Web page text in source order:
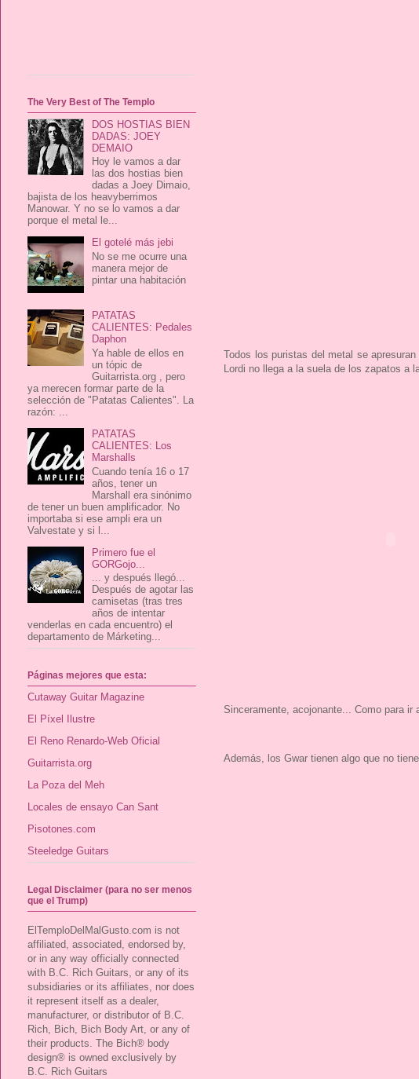
Todos los puristas del metal se
Lordi no llega a la suela de los zapatos a
Sinceramente, acojonante... Como para ir
Además, los Gwar tienen algo que no
The Very Best of The Templo
DOS HOSTIAS BIEN
DADAS: JOEY
DEMAIO
Hoy le vamos a dar
las dos hostias bien
dadas a Joey Dimaio,
bajista de los heavyberrimos
Manowar. Y no se lo vamos a dar
porque el metal le...
El gotelé más jebi
No se me ocurre una
manera mejor de
pintar una habitación
PATATAS
CALIENTES: Pedales
Daphon
Ya hable de ellos en
un tópic de
Guitarrista.org , pero
ya merecen formar parte de la
selección de "Patatas Calientes". La
razón: ...
PATATAS
CALIENTES: Los
Marshalls
Cuando tenía 16 o 17
años, tener un
Marshall era sinónimo
de tener un buen amplificador. No
importaba si ese ampli era un
Valvestate y si l...
Primero fue el
GORGojo...
... y después llegó...
Después de agotar las
camisetas (tras tres
años de intentar
venderlas en cada encuentro) el
departamento de Márketing...
Páginas mejores que esta:
Cutaway Guitar Magazine
El Píxel Ilustre
El Reno Renardo-Web Oficial
Guitarrista.org
La Poza del Meh
Locales de ensayo Can Sant
Pisotones.com
Steeledge Guitars
Legal Disclaimer (para no ser menos
que el Trump)
ElTemploDelMalGusto.com is not
affiliated, associated, endorsed by,
or in any way officially connected
with B.C. Rich Guitars, or any of its
subsidiaries or its affiliates, nor does
it represent itself as a dealer,
manufacturer, or distributor of B.C.
Rich, Bich, Bich Body Art, or any of
their products. The Bich® body
design® is owned exclusively by
B.C. Rich Guitars